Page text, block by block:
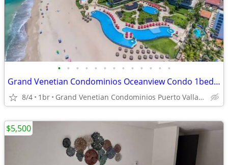
• • • • • • • • • • • • •
Grand Venetian Condominios Oceanview Condo 1bed, 1bath shortterm lease
8/4 1br Grand Venetian Condominios Puerto Vallarta Hotel Zone
$5,500